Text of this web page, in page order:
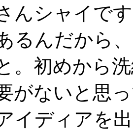
んシャイで
るんだから
。初めから
がないと思
イディアを